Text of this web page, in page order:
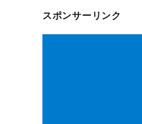
スポンサーリンク